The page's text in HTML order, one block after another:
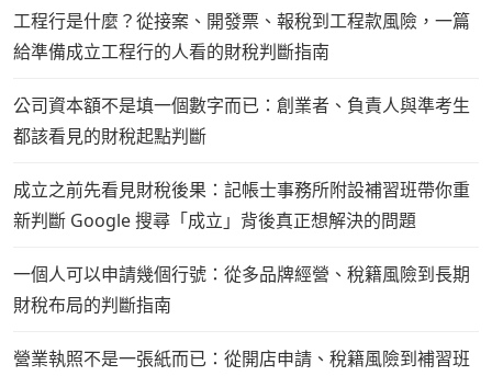
工程行是什麼？從接案、開發票、報稅到工程款風險，一篇
給準備成立工程行的人看的財稅判斷指南
公司資本額不是填一個數字而已：創業者、負責人與準考生
都該看見的財稅起點判斷
成立之前先看見財稅後果：記帳士事務所附設補習班帶你重
新判斷 Google 搜尋「成立」背後真正想解決的問題
一個人可以申請幾個行號：從多品牌經營、稅籍風險到長期
財稅布局的判斷指南
營業執照不是一張紙而已：從開店申請、稅籍風險到補習班